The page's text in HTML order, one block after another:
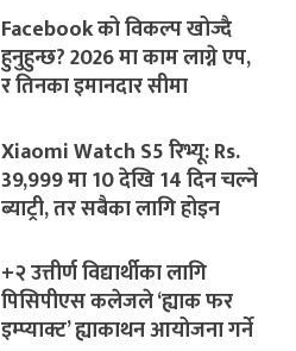
Facebook को विकल्प खोज्दै
हुनुहुन्छ? 2026 मा काम लाग्ने एप,
र तिनका इमानदार सीमा
Xiaomi Watch S5 रिभ्यू: Rs.
39,999 मा 10 देखि 14 दिन चल्ने
ब्याट्री, तर सबैका लागि होइन
+२ उत्तीर्ण विद्यार्थीका लागि
पिसिपीएस कलेजले ‘ह्याक फर
इम्प्याक्ट’ ह्याकाथन आयोजना गर्ने